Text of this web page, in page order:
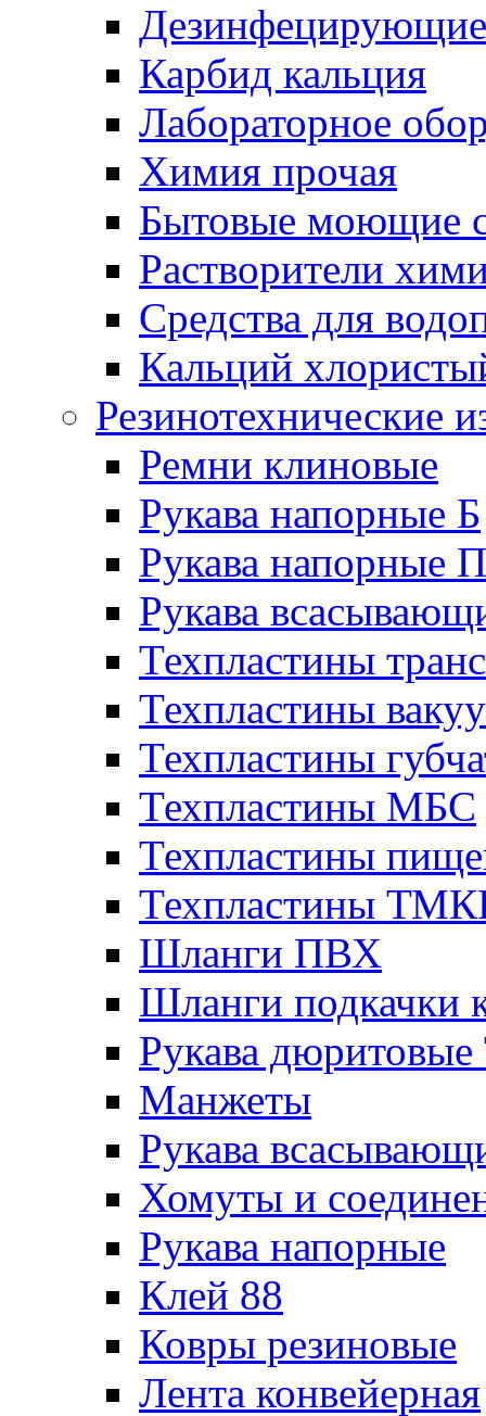
Дезинфецирующие
Карбид кальция
Лабораторное
Химия прочая
Бытовые моющие
Растворители
Средства для
Кальций
Резинотехнические
Ремни клиновые
Рукава напорные Б
Рукава напорные П
Рукава
Техпластины
Техпластины
Техпластины
Техпластины МБС
Техпластины
Техпластины
Шланги ПВХ
Шланги подкачки
Рукава
Манжеты
Рукава
Хомуты и
Рукава напорные
Клей 88
Ковры резиновые
Лента конвейерная